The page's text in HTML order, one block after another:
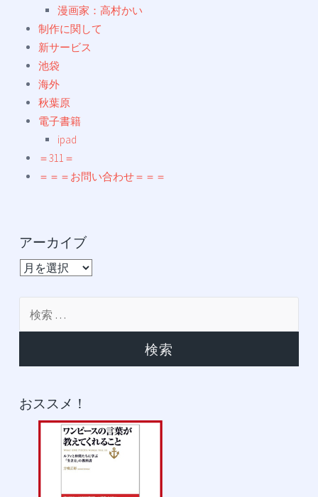
漫画家：高村かい
制作に関して
新サービス
池袋
海外
秋葉原
電子書籍
ipad
＝311＝
＝＝＝お問い合わせ＝＝＝
アーカイブ
ア
おススメ！